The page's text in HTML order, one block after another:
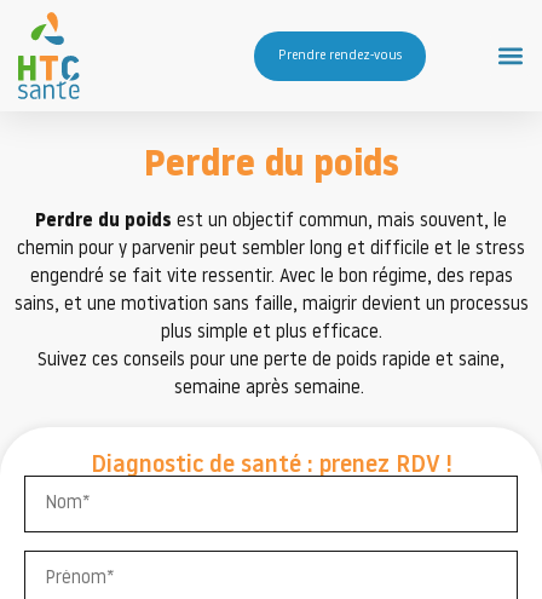
Prendre rendez-vous
Perdre du poids
Perdre du poids est un objectif commun, mais souvent, le
chemin pour y parvenir peut sembler long et difficile et le stress
engendré se fait vite ressentir. Avec le bon régime, des repas
sains, et une motivation sans faille, maigrir devient un processus
plus simple et plus efficace.
Suivez ces conseils pour une perte de poids rapide et saine,
semaine après semaine.
Diagnostic de santé : prenez RDV !